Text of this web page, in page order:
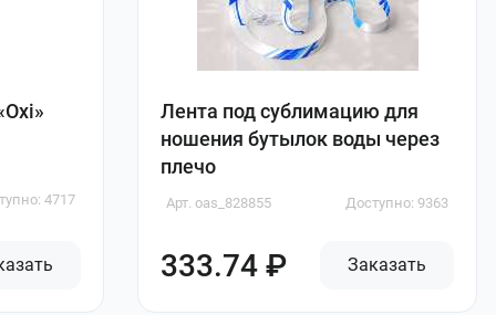
4717
Лента под сублимацию для
ношения бутылок воды через
плечо
Арт. oas_828855 Доступно: 9363
333.74 ₽ Заказать